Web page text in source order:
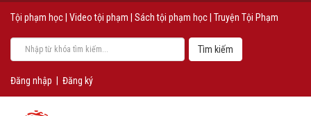
Tội phạm học Video tội phạm Sách tội phạm học Truyện Tội Phạm
Đăng nhập Đăng ký